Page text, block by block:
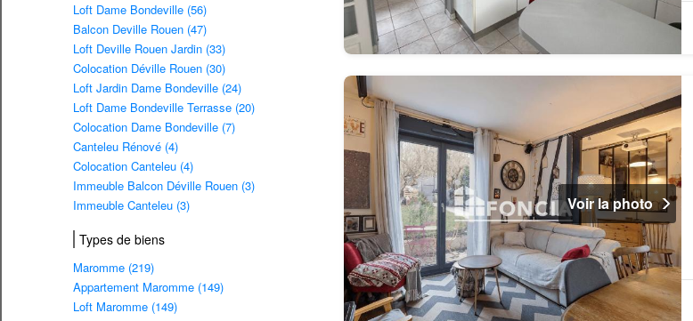
Loft Dame Bondeville (56)
Balcon Deville Rouen (47)
Loft Deville Rouen Jardin (33)
Colocation Déville Rouen (30)
Loft Jardin Dame Bondeville (24)
Loft Dame Bondeville Terrasse (20)
Colocation Dame Bondeville (7)
Canteleu Rénové (4)
Colocation Canteleu (4)
Immeuble Balcon Déville Rouen (3)
Immeuble Canteleu (3)
Types de biens
Maromme (219)
Appartement Maromme (149)
Loft Maromme (149)
Voir la photo